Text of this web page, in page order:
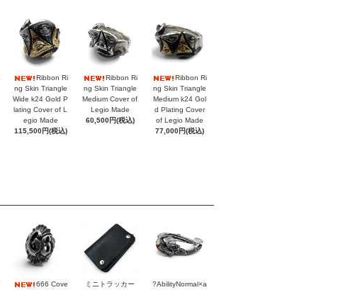
Ribbon Ri
ng Skin Triangle
Wide k24 Gold P
lating Cover of L
egio Made
115,500円(税込)
Ribbon Ri
ng Skin Triangle
Medium Cover of
Legio Made
60,500円(税込)
Ribbon Ri
ng Skin Triangle
Medium k24 Gol
d Plating Cover
of Legio Made
77,000円(税込)
666 Cove
ミニトラッカー
?AbilityNormal×a